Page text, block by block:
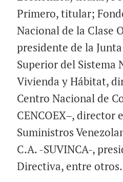
Primero, titular;
Nacional de la Clase
presidente de la
Superior del Sistema
Vivienda y Hábitat,
Centro Nacional de
CENCOEX–, director
Suministros
C.A. -SUVINCA-,
Directiva, entre